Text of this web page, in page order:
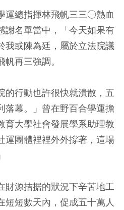
運總指揮林飛帆三三○熱血
謝名單當中，「今天如果有
我或陳為廷，屬於立法院議
再三強調。
的行動也許很快就潰散，五
落幕。」曾在野百合學運擔
育大學社會發展學系助理教
運團體裡裡外外撐著，這場
財源拮据的狀況下辛苦地工
短短數天內，促成五十萬人